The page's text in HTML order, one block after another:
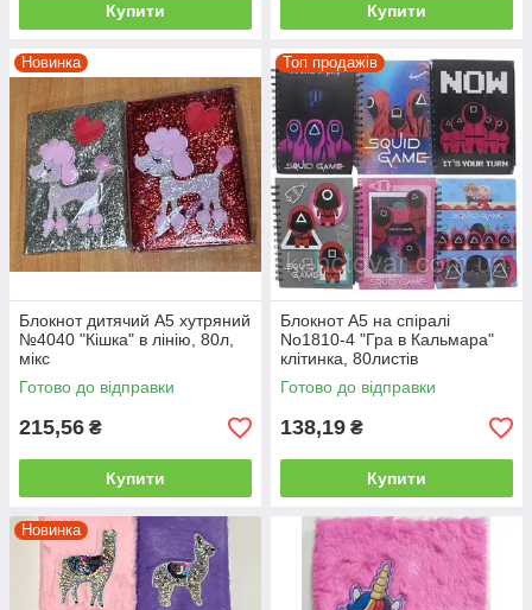
Купити Купити
Новинка
Блокнот дитячий А5 хутряний
№4040 "Кішка" в лінію, 80л,
мікс
Готово до відправки
215,56 ₴
Купити
Топ продажів
Блокнот А5 на спіралі
No1810-4 "Гра в Кальмара"
клітинка, 80листів
Готово до відправки
138,19 ₴
Купити
Новинка